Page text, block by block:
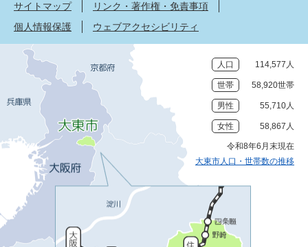
サイトマップ
リンク・著作権・免責事項
個人情報保護
ウェブアクセシビリティ
人口 114,577人
世帯 58,920世帯
男性 55,710人
女性 58,867人
令和8年6月末現在
大東市人口・世帯数の推移